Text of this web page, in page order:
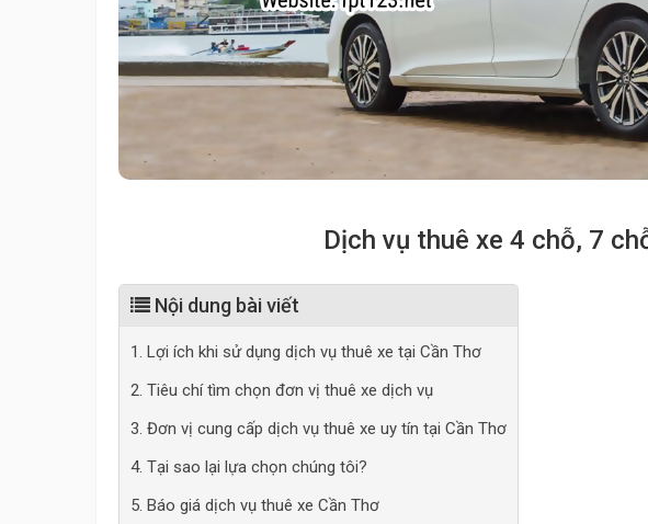
Dịch vụ thuê xe 4 chỗ, 7
Nội dung bài viết
1. Lợi ích khi sử dụng dịch vụ thuê xe tại Cần Thơ
2. Tiêu chí tìm chọn đơn vị thuê xe dịch vụ
3. Đơn vị cung cấp dịch vụ thuê xe uy tín tại Cần Thơ
4. Tại sao lại lựa chọn chúng tôi?
5. Báo giá dịch vụ thuê xe Cần Thơ